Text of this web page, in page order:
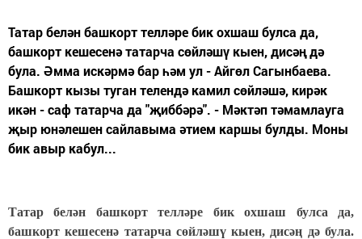
Татар белән башкорт телләре бик охшаш булса да,
башкорт кешесенә татарча сөйләшү кыен, дисәң дә
була. Әмма искәрмә бар һәм ул - Айгөл Сагынбаева.
Башкорт кызы туган телендә камил сөйләшә, кирәк
икән - саф татарча да "җиббәрә". - Мәктәп тәмамлауга
җыр юнәлешен сайлавыма әтием каршы булды. Моны
бик авыр кабул...
Татар белән башкорт телләре бик охшаш булса да,
башкорт кешесенә татарча сөйләшү кыен, дисәң дә була.